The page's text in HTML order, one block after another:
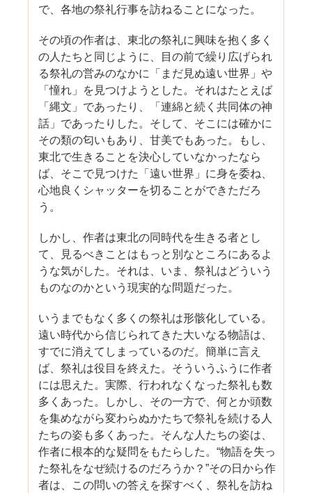
で、各地の祭礼行事を訪ねることになった。
その頃の作者は、東北の祭礼に興味を抱く多く
の人たちと同じように、目の前で繰り広げられ
る祭礼の営みのなかに「まだ見ぬ遠い世界」や
「憧れ」を見つけようとした。それはたとえば
「縄文」であったり、「連綿と続く共同体の神
話」であったりした。そして、そこには確かに
その類の匂いもあり、甘美でもあった。もし、
東北で生きることを決心していなかったなら
ば、そこで見つけた「遠い世界」に身を委ね、
心地良くシャッターを切ることができただろ
う。
しかし、作者は東北の同時代を生きる者とし
て、見るべきことはもっと別なところにあるよ
うな気がした。それは、いま、祭礼はどういう
ものなのかという現実的な問題だった。
いうまでもなく多くの祭礼は形骸化している。
遠い時代から信じられてきた大いなる物語は、
すでに消えてしまっているのだ。簡単に言え
ば、祭礼は役目を終えた。そういうふうに作者
には思えた。実際、行われなくなった祭礼も数
多くあった。しかし、その一方で、何とか頭数
を集めながら変わらぬかたちで祭礼を続ける人
たちの姿も多くあった。そんな人たちの姿は、
作者に根本的な疑問をもたらした。“物語を失っ
た祭礼をなぜ続けるのだろうか？”その日から作
者は、この問いの答えを探すべく、祭礼を訪ね